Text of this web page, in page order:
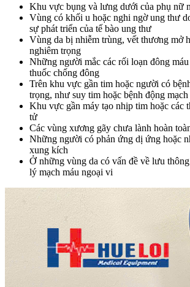
Khu vực bụng và lưng dưới của phụ nữ
Vùng có khối u hoặc nghi ngờ ung thư
sự phát triển của tế bào ung thư
Vùng da bị nhiễm trùng, vết thương mở
nghiêm trọng
Những người mắc các rối loạn đông
thuốc chống đông
Trên khu vực gần tim hoặc người có
trọng, như suy tim hoặc bệnh động mạch
Khu vực gần máy tạo nhịp tim hoặc các
tử
Các vùng xương gãy chưa lành hoàn
Những người có phản ứng dị ứng hoặc
xung kích
Ở những vùng da có vấn đề về lưu
lý mạch máu ngoại vi